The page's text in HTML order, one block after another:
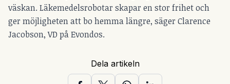
väskan. Läkemedelsrobotar skapar en stor frihet och
ger möjligheten att bo hemma längre, säger Clarence
Jacobson, VD på Evondos.
Dela artikeln